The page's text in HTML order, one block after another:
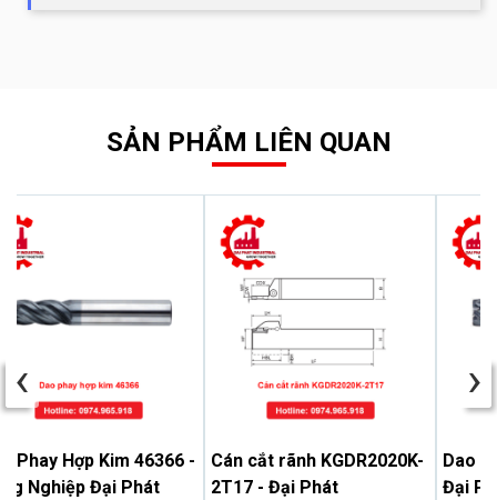
SẢN PHẨM LIÊN QUAN
Phay Hợp Kim 46366 -
Nghiệp Đại Phát
Cán cắt rãnh KGDR2020K-
2T17 - Đại Phát
Dao
Đại
‹ ›